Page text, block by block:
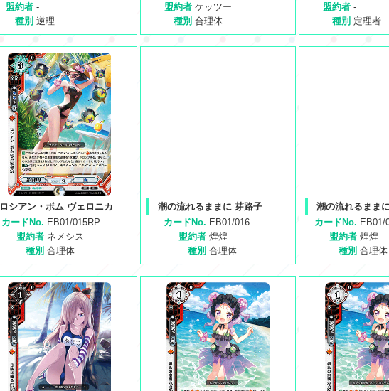
盟約者 -
種別 逆理
盟約者 ケッツー
種別 合理体
盟約者 -
種別 定理者
ロシアン・ボム ヴェロニカ
カードNo. EB01/015RP
盟約者 ネメシス
種別 合理体
潮の流れるままに 芽路子
カードNo. EB01/016
盟約者 煌煌
種別 合理体
潮の流れるまま
カードNo. EB01/
盟約者 煌煌
種別 合理体